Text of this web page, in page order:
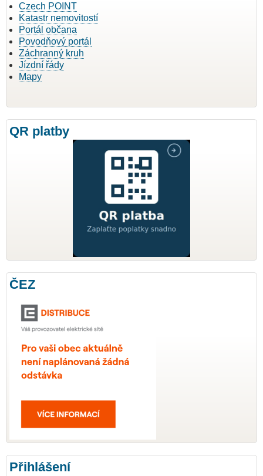
Czech POINT
Katastr nemovitostí
Portál občana
Povodňový portál
Záchranný kruh
Jízdní řády
Mapy
QR platby
ČEZ
Přihlášení